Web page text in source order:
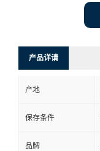
产品详请
产地
保存条件
品牌